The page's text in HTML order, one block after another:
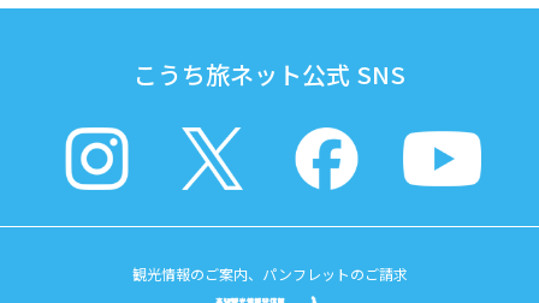
こうち旅ネット公式 SNS
観光情報のご案内、パンフレットのご請求